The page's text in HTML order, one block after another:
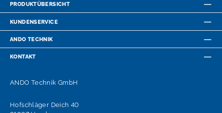
PRODUKTÜBERSICHT
KUNDENSERVICE
ANDO TECHNIK
KONTAKT
ANDO Technik GmbH
Hofschläger Deich 40